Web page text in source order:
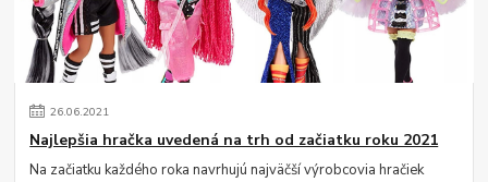
26.06.2021
Najlepšia hračka uvedená na trh od začiatku roku 2021
Na začiatku každého roka navrhujú najväčší výrobcovia hračiek